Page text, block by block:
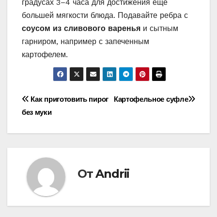
градусах 3–4 часа для достижения еще
большей мягкости блюда. Подавайте ребра с
соусом из сливового варенья и сытным
гарниром, например с запеченным
картофелем.
Навигация
по
Картофельное суфле
Как приготовить пирог
без муки
ОтAndrii